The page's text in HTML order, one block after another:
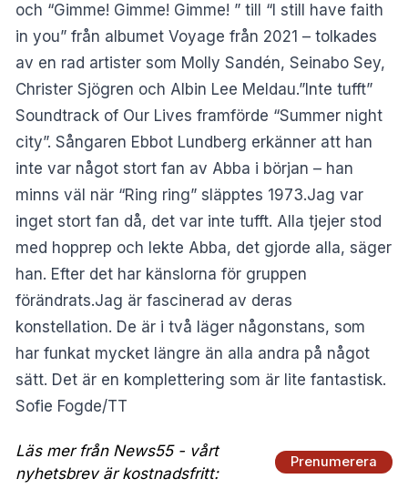
och “Gimme! Gimme! Gimme! ” till “I still have faith
in you” från albumet Voyage från 2021 – tolkades
av en rad artister som Molly Sandén, Seinabo Sey,
Christer Sjögren och Albin Lee Meldau.”Inte tufft”
Soundtrack of Our Lives framförde “Summer night
city”. Sångaren Ebbot Lundberg erkänner att han
inte var något stort fan av Abba i början – han
minns väl när “Ring ring” släpptes 1973.Jag var
inget stort fan då, det var inte tufft. Alla tjejer stod
med hopprep och lekte Abba, det gjorde alla, säger
han. Efter det har känslorna för gruppen
förändrats.Jag är fascinerad av deras
konstellation. De är i två läger någonstans, som
har funkat mycket längre än alla andra på något
sätt. Det är en komplettering som är lite fantastisk.
Sofie Fogde/TT
Läs mer från News55 - vårt
nyhetsbrev är kostnadsfritt:
Prenumerera